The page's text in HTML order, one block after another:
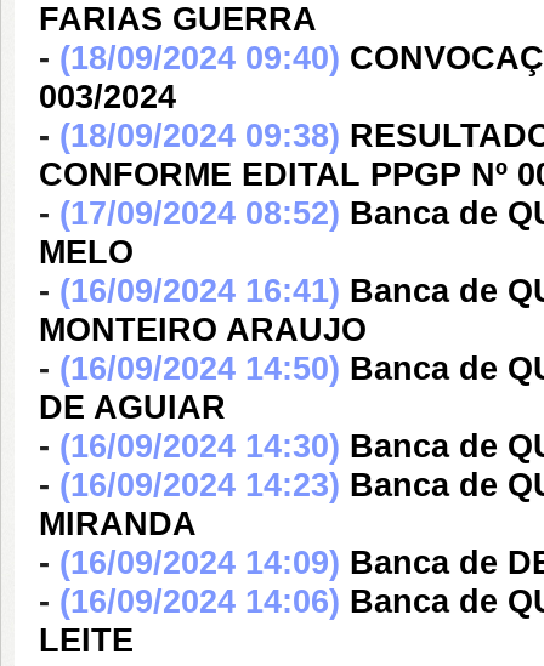
FARIAS GUERRA
- (18/09/2024 09:40)
003/2024
- (18/09/2024 09:38)
CONFORME EDITAL PPGP Nº
- (17/09/2024 08:52) Banca de
MELO
- (16/09/2024 16:41) Banca de
MONTEIRO ARAUJO
- (16/09/2024 14:50) Banca de
DE AGUIAR
- (16/09/2024 14:30) Banca de
- (16/09/2024 14:23) Banca de
MIRANDA
- (16/09/2024 14:09) Banca de
- (16/09/2024 14:06) Banca de
LEITE